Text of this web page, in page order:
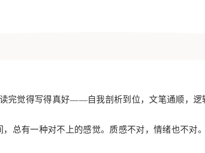
完觉得写得真好——自我剖析到位，文笔通顺，逻
总有一种对不上的感觉。质感不对，情绪也不对